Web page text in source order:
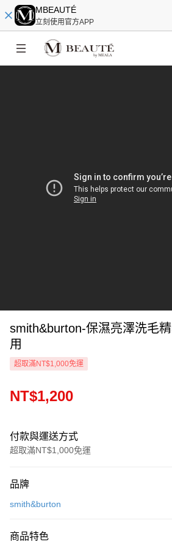
MBEAUTÉ
立刻使用官方APP
smith&burton-保濕亮澤洗毛
用
超取滿NT$1,000免運
NT$1,200
付款與運送方式
超取滿NT$1,000免運
信用卡一次付款
3 期 0 利率 每期
品牌
smith&burton
商品特色